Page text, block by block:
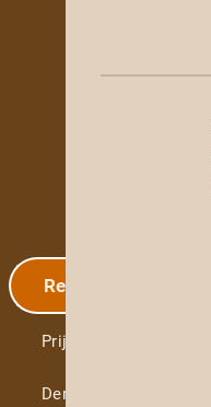
Registracija
Prijava
Demo